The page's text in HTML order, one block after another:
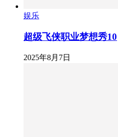
娱乐
超级飞侠职业梦想秀10
2025年8月7日